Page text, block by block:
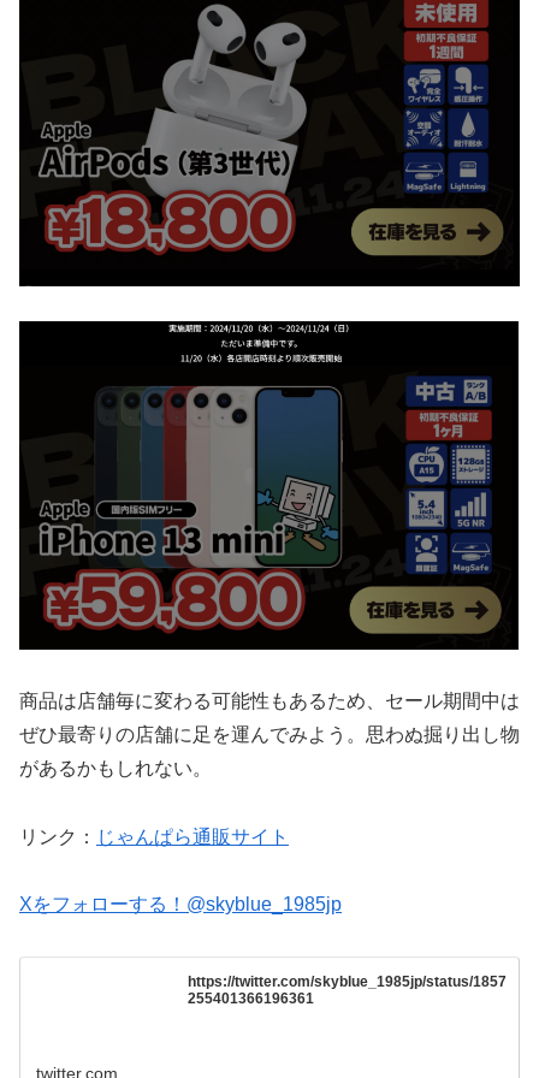
商品は店舗毎に変わる可能性もあるため、セール期間中は
ぜひ最寄りの店舗に足を運んでみよう。思わぬ掘り出し物
があるかもしれない。
リンク： じゃんぱら通販サイト
Xをフォローする！@skyblue_1985jp
https://twitter.com/skyblue_1985jp/status/1857
255401366196361
twitter.com